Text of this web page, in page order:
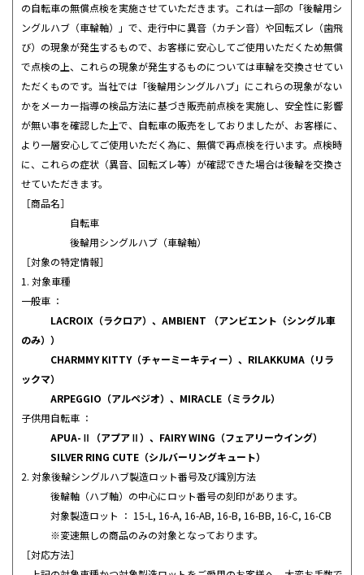
の自転車の無償点検を実施させていただきます。これは一部の「後輪用シ
ングルハブ（車輪軸）」で、走行中に異音（カチン音）や回転ズレ（歯飛
び）の現象が発生するもので、お客様に安心してご使用いただくため無償
で点検の上、これらの現象が発生するものについては車輪を交換させてい
ただくものです。当社では「後輪用シングルハブ」にこれらの現象がない
かをメーカー指導の検品方法に基づき販売前点検を実施し、安全性に影響
が無い事を確認した上で、自転車の販売をしておりましたが、お客様に、
より一層安心してご使用いただく為に、無償で再点検を行います。点検時
に、これらの症状（異音、回転ズレ等）が確認できた場合は後輪を交換さ
せていただきます。
［商品名］
自転車
後輪用シングルハブ（車輪軸）
［対象の特定情報］
1. 対象車種
一般車 ：
LACROIX（ラクロア）、AMBIENT （アンビエント（シングル車
のみ））
CHARMMY KITTY（チャーミーキティー）、RILAKKUMA（リラ
ックマ）
ARPEGGIO（アルペジオ）、MIRACLE（ミラクル）
子供用自転車 ：
APUA-Ⅱ（アプアⅡ）、FAIRY WING（フェアリーウイング）
SILVER RING CUTE（シルバーリングキュート）
2. 対象後輪シングルハブ製造ロット番号及び識別方法
後輪軸（ハブ軸）の中心にロット番号の刻印があります。
対象製造ロット ： 15-L, 16-A, 16-AB, 16-B, 16-BB, 16-C, 16-CB
※変速無しの商品のみの対象となっております。
［対応方法］